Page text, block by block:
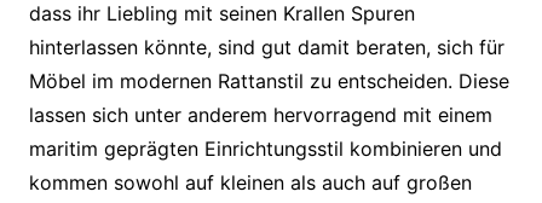
dass ihr Liebling mit seinen Krallen Spuren
hinterlassen könnte, sind gut damit beraten, sich für
Möbel im modernen Rattanstil zu entscheiden. Diese
lassen sich unter anderem hervorragend mit einem
maritim geprägten Einrichtungsstil kombinieren und
kommen sowohl auf kleinen als auch auf großen